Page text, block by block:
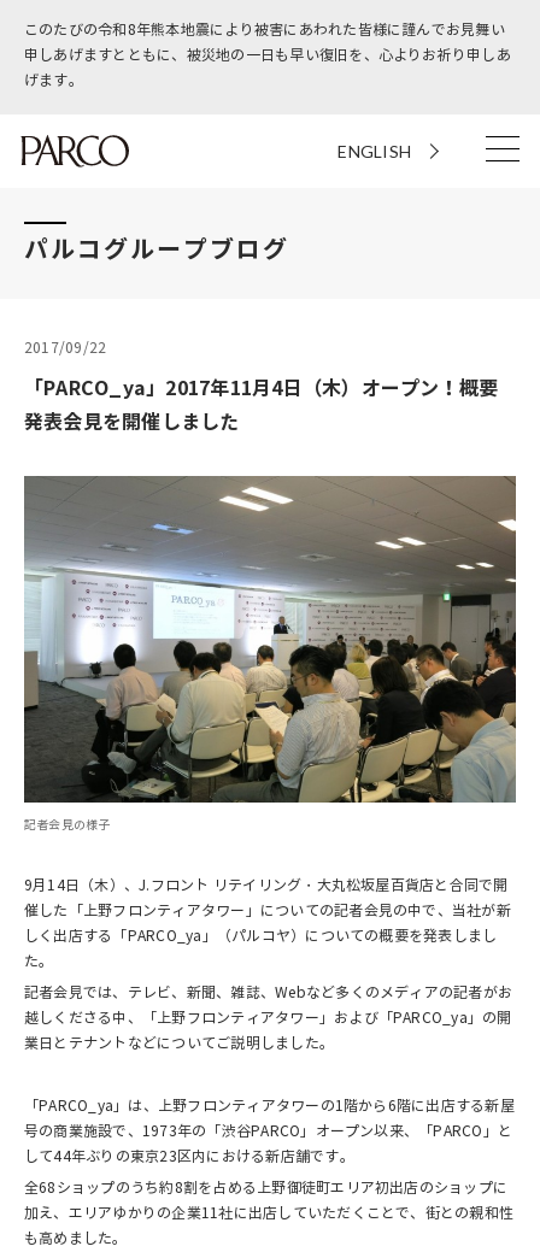
このたびの令和8年熊本地震により被害にあわれた皆様に謹んでお見舞い
申しあげますとともに、被災地の一日も早い復旧を、心よりお祈り申しあ
げます。
ENGLISH
パルコグループブログ
2017/09/22
「PARCO_ya」2017年11月4日（木）オープン！概要
発表会見を開催しました
記者会見の様子
9月14日（木）、J.フロント リテイリング・大丸松坂屋百貨店と合同で開
催した「上野フロンティアタワー」についての記者会見の中で、当社が新
しく出店する「PARCO_ya」（パルコヤ）についての概要を発表しまし
た。
記者会見では、テレビ、新聞、雑誌、Webなど多くのメディアの記者がお
越しくださる中、「上野フロンティアタワー」および「PARCO_ya」の開
業日とテナントなどについてご説明しました。
「PARCO_ya」は、上野フロンティアタワーの1階から6階に出店する新屋
号の商業施設で、1973年の「渋谷PARCO」オープン以来、「PARCO」と
して44年ぶりの東京23区内における新店舗です。
全68ショップのうち約8割を占める上野御徒町エリア初出店のショップに
加え、エリアゆかりの企業11社に出店していただくことで、街との親和性
も高めました。